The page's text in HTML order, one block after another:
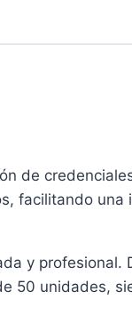
de
facilitando una
y profesional.
50 unidades,